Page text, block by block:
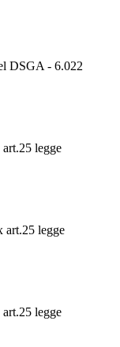
DSGA - 6.022
legge
art.25 legge
legge